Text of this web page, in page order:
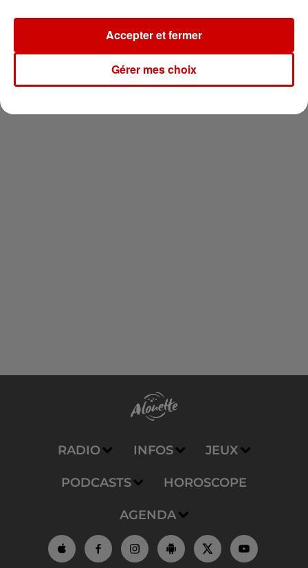
Newsletter
RADIO INFOS JEUX
PODCASTS HOROSCOPE
AGENDA
Gérer mes choix
Accepter et fermer